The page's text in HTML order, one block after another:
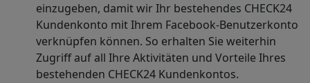
einzugeben, damit wir Ihr bestehendes CHECK24
Kundenkonto mit Ihrem Facebook-Benutzerkonto
verknüpfen können. So erhalten Sie weiterhin
Zugriff auf all Ihre Aktivitäten und Vorteile Ihres
bestehenden CHECK24 Kundenkontos.